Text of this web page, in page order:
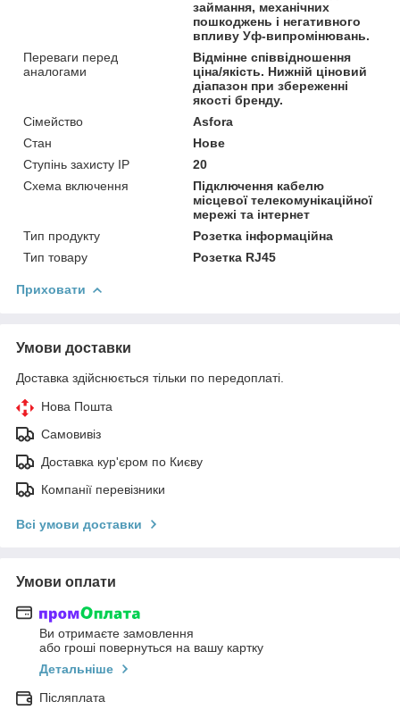
займання, механічних
пошкоджень і негативного
впливу Уф-випромінювань.
Переваги перед
аналогами
Відмінне співвідношення
ціна/якість. Нижній ціновий
діапазон при збереженні
якості бренду.
Сімейство
Asfora
Стан
Нове
Ступінь захисту IP
20
Схема включення
Підключення кабелю
місцевої телекомунікаційної
мережі та інтернет
Тип продукту
Розетка інформаційна
Тип товару
Розетка RJ45
Приховати
Умови доставки
Доставка здійснюється тільки по передоплаті.
Нова Пошта
Самовивіз
Доставка кур'єром по Києву
Компанії перевізники
Всі умови доставки
Умови оплати
Ви отримаєте замовлення
або гроші повернуться на вашу картку
Детальніше
Післяплата